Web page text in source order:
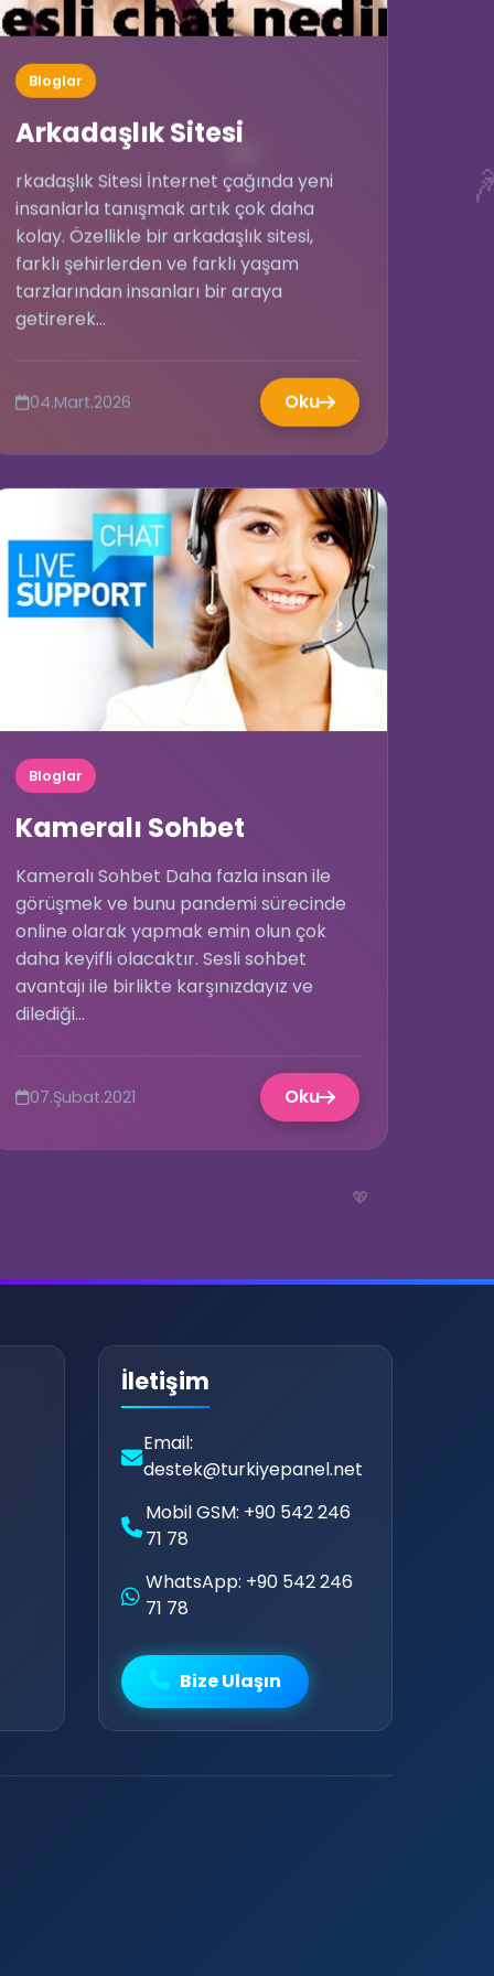
🗨️
👥
💖
Bloglar
Arkadaşlık Sitesi
rkadaşlık Sitesi İnternet çağında yeni
insanlarla tanışmak artık çok daha
kolay. Özellikle bir arkadaşlık sitesi,
farklı şehirlerden ve farklı yaşam
tarzlarından insanları bir araya
getirerek...
04.Mart.2026 Oku
Bloglar
Kameralı Sohbet
Kameralı Sohbet Daha fazla insan ile
görüşmek ve bunu pandemi sürecinde
online olarak yapmak emin olun çok
daha keyifli olacaktır. Sesli sohbet
avantajı ile birlikte karşınızdayız ve
dilediği...
07.Şubat.2021 Oku
İletişim
Email:
destek@turkiyepanel.net
Mobil GSM: +90 542 246
71 78
WhatsApp: +90 542 246
71 78
Bize Ulaşın